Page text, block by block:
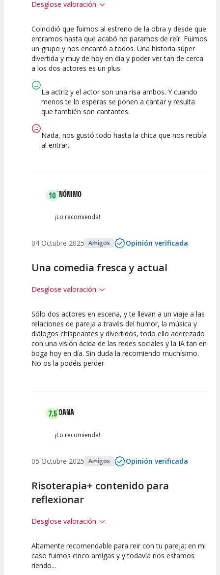
Desglose valoración
10
Calidad del
Espectáculo
10
Puesta en
Escena
10
Interpretación
artística
Coincidió que fuimos al estreno de la obra y desde que
entramos hasta que acabó no paramos de reír. Fuimos
un grupo y nos encantó a todos. Una historia súper
divertida y muy de hoy en día y poder ver tan de cerca
a los dos actores es un plus.
La actriz y el actor son una risa ambos. Y cuando
menos te lo esperas se ponen a cantar y resulta
que también son cantantes.
Nada, nos gustó todo hasta la chica que nos recibía
al entrar.
10ANÓNIMO
¡Lo recomienda!
04 Octubre 2025 Amigos Opinión verificada
Una comedia fresca y actual
Desglose valoración
10
Calidad del
Espectáculo
10
Puesta en
Escena
10
Interpretación
artística
Sólo dos actores en escena, y te llevan a un viaje a las
relaciones de pareja a través del humor, la música y
diálogos chispeantes y divertidos, todo ello aderezado
con una visión ácida de las redes sociales y la IA tan en
boga hoy en día. Sin duda la recomiendo muchísimo.
No os la podéis perder
7.5JOANA
¡Lo recomienda!
05 Octubre 2025 Amigos Opinión verificada
Risoterapia+ contenido para
reflexionar
Desglose valoración
7.5
Calidad del
7.5 7.5
Altamente recomendable para reir con tu pareja; en mi
caso fuimos cinco amigas y y todavía nos estamos
riendo...